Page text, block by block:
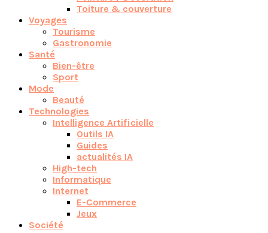
Toiture & couverture
Voyages
Tourisme
Gastronomie
Santé
Bien-être
Sport
Mode
Beauté
Technologies
Intelligence Artificielle
Outils IA
Guides
actualités IA
High-tech
Informatique
Internet
E-Commerce
Jeux
Société